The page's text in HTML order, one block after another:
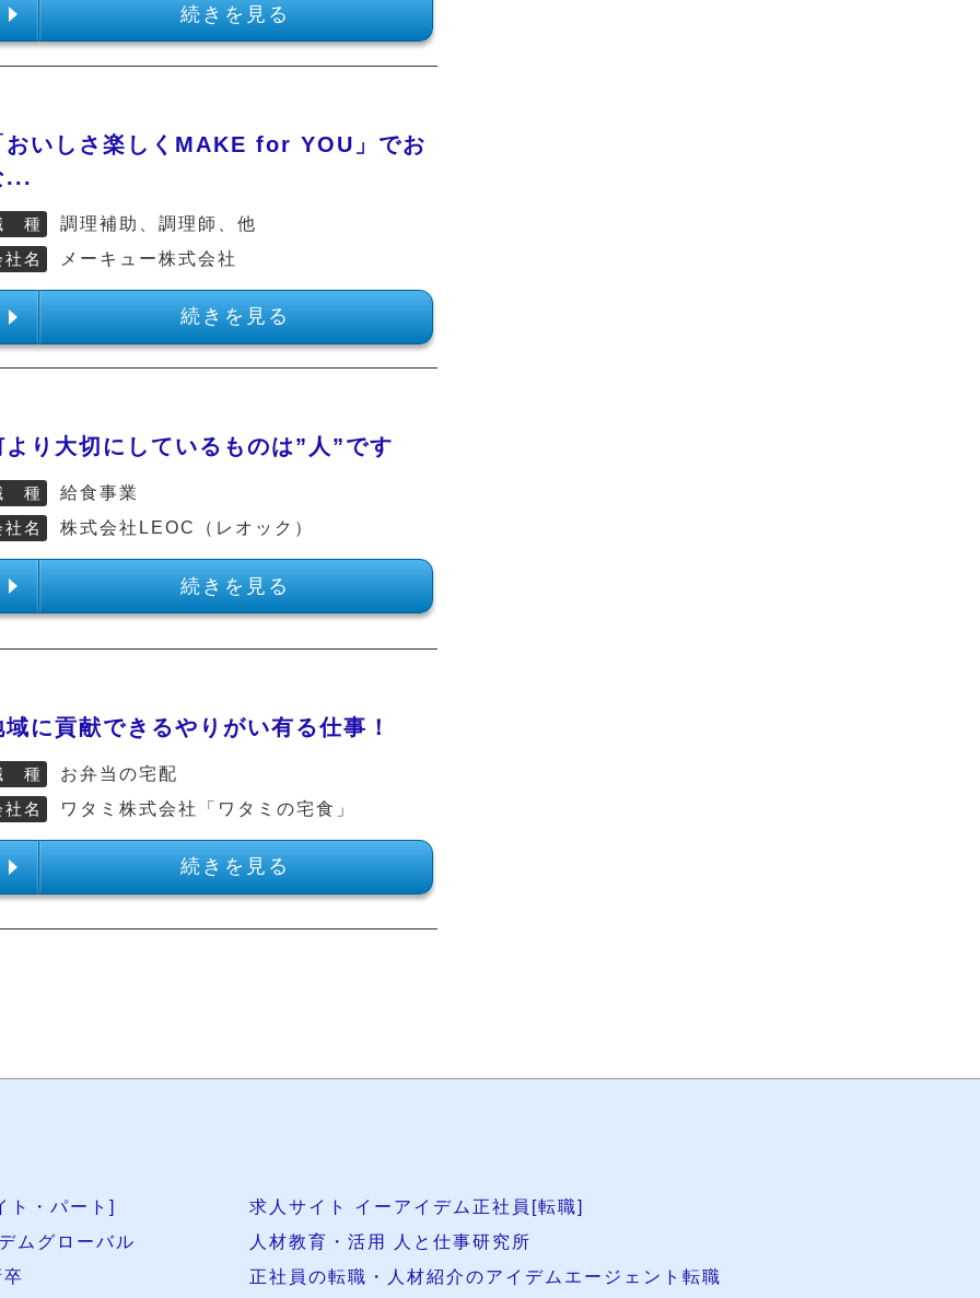
続きを見る
おいしさ楽しくMAKE for YOU」でお
...
種
調理補助、調理師、他
社名
メーキュー株式会社
続きを見る
より大切にしているものは”人”です
種
給食事業
社名
株式会社LEOC（レオック）
続きを見る
域に貢献できるやりがい有る仕事！
種
お弁当の宅配
社名
ワタミ株式会社「ワタミの宅食」
続きを見る
ト・パート]
求人サイト イーアイデム正社員[転職]
ムグローバル
人材教育・活用 人と仕事研究所
正社員の転職・人材紹介のアイデムエージェント転職